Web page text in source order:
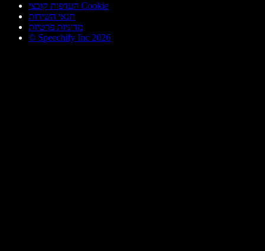
העדפות קובצי Cookie
תנאי השירות
מדיניות פרטיות
© Speechify Inc 2026